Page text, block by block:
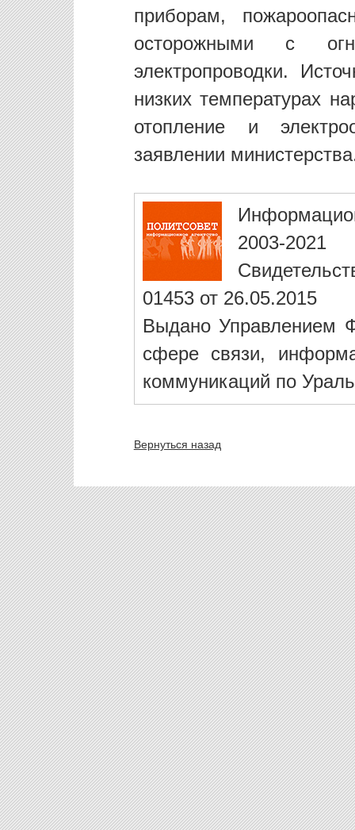
приборам,
осторожными с
электропроводки.
низких температурах
отопление и
заявлении
2003-2021
01453 от 26.05.2015
Выдано Управлением
сфере связи,
коммуникаций по
Вернуться назад